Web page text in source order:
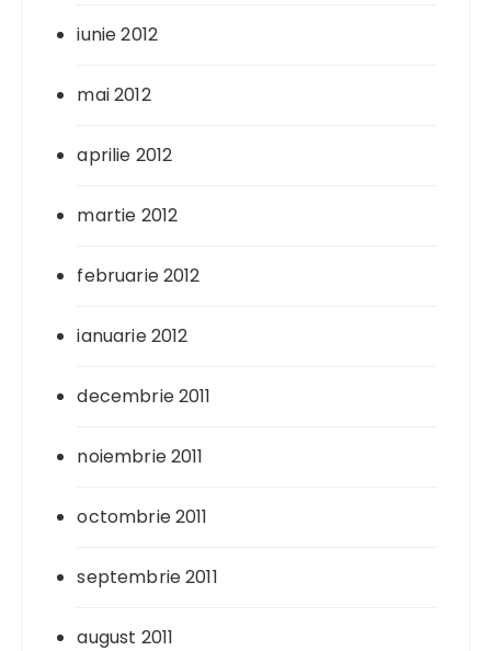
iunie 2012
mai 2012
aprilie 2012
martie 2012
februarie 2012
ianuarie 2012
decembrie 2011
noiembrie 2011
octombrie 2011
septembrie 2011
august 2011